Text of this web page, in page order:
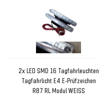
2x LED SMD 16 Tagfahrleuchten
Tagfahrlicht E4 E-Prüfzeichen
R87 RL Modul WEISS